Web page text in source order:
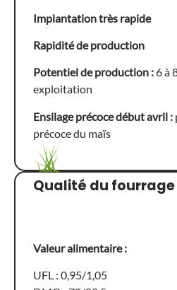
Implantation très rapide
Rapidité de production
Potentiel de production :6 à
exploitation
Ensilage précoce début avril :
précoce du maïs
Qualité du fourrage
Valeur alimentaire :
UFL : 0,95/1,05